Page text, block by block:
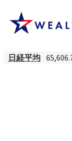
日経平均